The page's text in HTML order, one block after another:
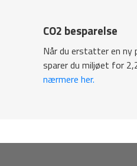
CO2 besparelse
Når du erstatter en ny
sparer du miljøet for
nærmere her.